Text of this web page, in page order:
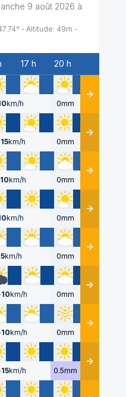
9 août 2026 à
° - Altitude: 49m -
17 h 20 h
km/h 0mm Détails
15km/h 0mm Détails
10km/h 0mm Détails
km/h 0mm Détails
5km/h 0mm Détails
10km/h 0mm Détails
10km/h 0mm Détails
15km/h 0.5mm Détails